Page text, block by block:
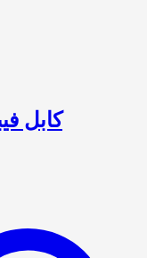
کابل فیبر